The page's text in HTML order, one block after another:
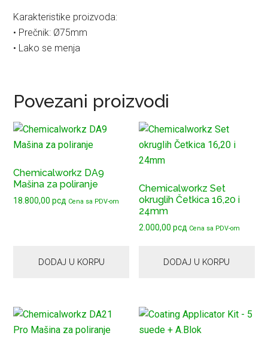
Karakteristike proizvoda:
• Prečnik: Ø75mm
• Lako se menja
Povezani proizvodi
Chemicalworkz DA9
Mašina za poliranje
18.800,00рсд Cena sa PDV-om
DODAJ U KORPU
Chemicalworkz Set
okruglih Četkica 16,20 i
24mm
2.000,00рсд Cena sa PDV-om
DODAJ U KORPU